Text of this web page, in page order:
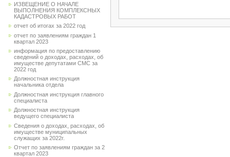
ИЗВЕЩЕНИЕ О НАЧАЛЕ
ВЫПОЛНЕНИЯ КОМПЛЕКСНЫХ
КАДАСТРОВЫХ РАБОТ
отчет об итогах за 2022 год
отчет по заявлениям граждан 1
квартал 2023
информация по предоставлению
сведений о доходах, расходах, об
имуществе депутатами СМС за
2022 год
Должностная инструкция
начальника отдела
Должностная инструкция главного
специалиста
Должностная инструкция
ведущего специалиста
Сведения о доходах, расходах, об
имуществе муниципальных
служащих за 2022г.
Отчет по заявлениям граждан за 2
квартал 2023